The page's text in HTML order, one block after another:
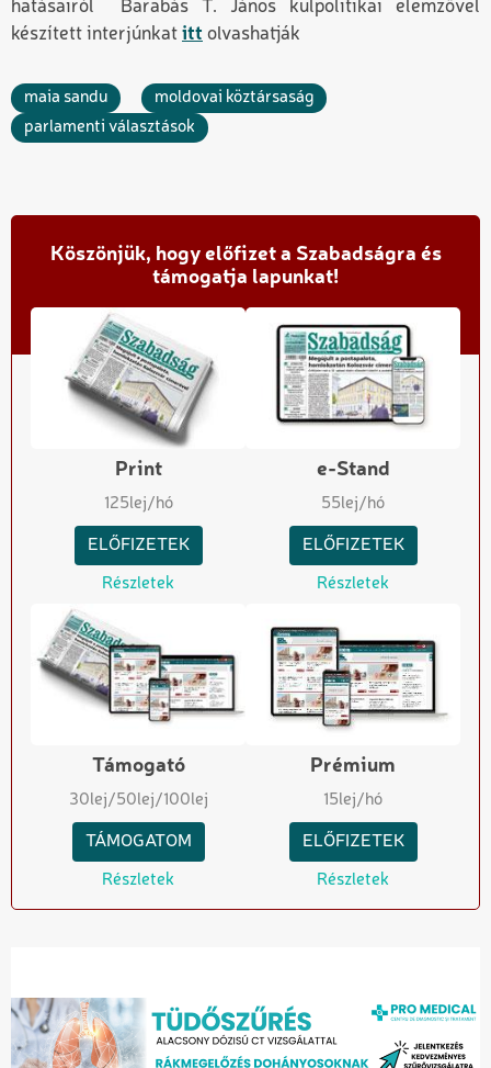
hatásairól Barabás T. János külpolitikai elemzővel
készített interjúnkat itt olvashatják
maia sandu
moldovai köztársaság
parlamenti választások
Köszönjük, hogy előfizet a Szabadságra és
támogatja lapunkat!
Print
125lej/hó
ELŐFIZETEK
Részletek
e-Stand
55lej/hó
ELŐFIZETEK
Részletek
Támogató
30lej/50lej/100lej
TÁMOGATOM
Részletek
Prémium
15lej/hó
ELŐFIZETEK
Részletek